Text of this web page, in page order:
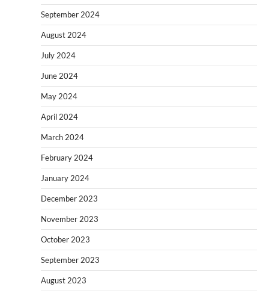
September 2024
August 2024
July 2024
June 2024
May 2024
April 2024
March 2024
February 2024
January 2024
December 2023
November 2023
October 2023
September 2023
August 2023